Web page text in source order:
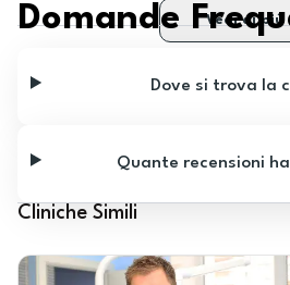
Vedi di più
Domande
Dove si trova la
Quante recensioni
Cliniche Simili